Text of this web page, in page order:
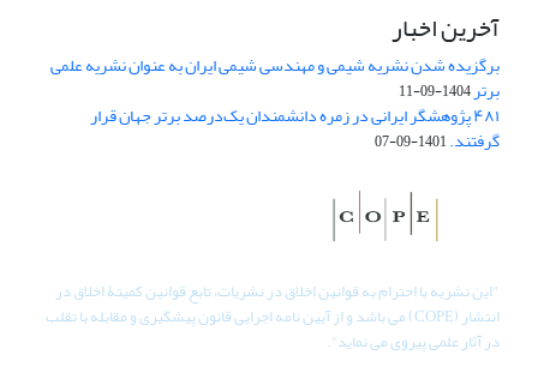
آخرین اخبار
برگزیده شدن نشریه شیمی و مهندسی شیمی ایران به عنوان نشریه علمی
برتر1404-09-11
۴۸۱ پژوهشگر ایرانی در زمره دانشمندان یک‌درصد برتر جهان قرار
گرفتند.1401-09-07
"این نشریه با احترام به قوانین اخلاق در نشریات، تابع قوانین کمیتۀ اخلاق در
انتشار (COPE) می باشد و از آیین نامه اجرایی قانون پیشگیری و مقابله با تقلب
در آثار علمی پیروی می نماید".